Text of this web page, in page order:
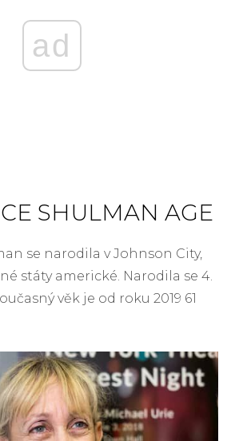
ad
SHULMAN AGE
se narodila v Johnson City,
státy americké. Narodila se 4.
věk je od roku 2019 61